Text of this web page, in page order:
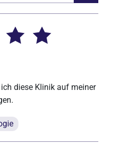
diese Klinik auf meiner